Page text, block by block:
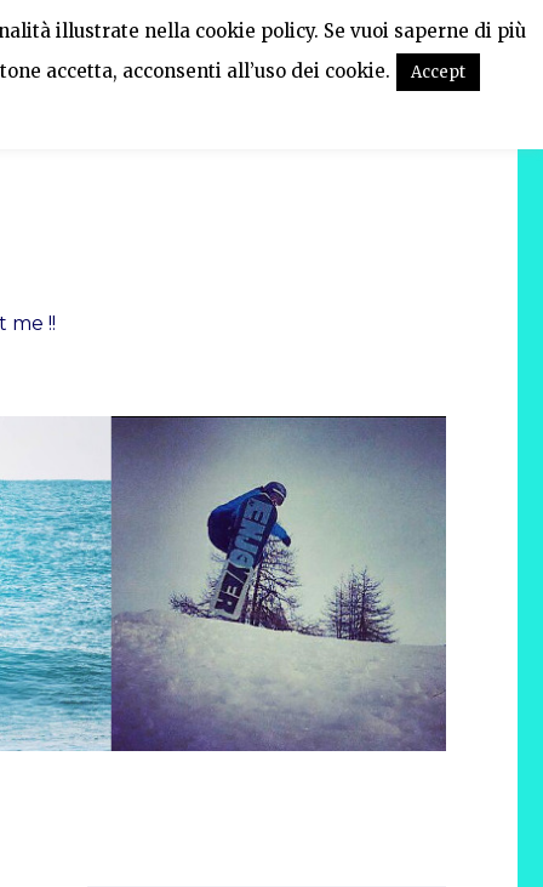
me !!
illustrate nella cookie policy. Se vuoi saperne di più
accetta, acconsenti all’uso dei cookie.
Accept